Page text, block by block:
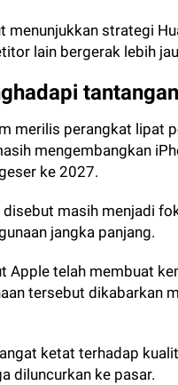
menunjukkan strategi
lain bergerak lebih
merilis perangkat lipat
mengembangkan
ke 2027.
masih menjadi
jangka panjang.
Apple telah membuat
tersebut dikabarkan
ketat terhadap
diluncurkan ke pasar.